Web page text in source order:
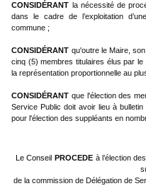
CONSIDÉRANT la nécessité de
dans le cadre de l’exploitation
commune ;
CONSIDÉRANT qu'outre le Maire,
cinq (5) membres titulaires élus par
la représentation proportionnelle au
CONSIDÉRANT que l'élection des
Service Public doit avoir lieu à
pour l'élection des suppléants en
Le Conseil PROCEDE à l’élection
de la commission de Délégation de